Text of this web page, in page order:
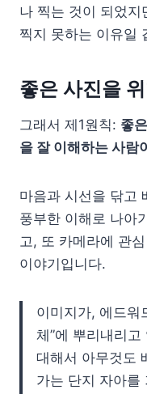
나 찍는 것이 되었지
찍지 못하는 이유일
좋은 사진을
그래서 제1원칙: 좋
을 잘 이해하는 사람
마음과 시선을 닦고
풍부한 이해로 나아
고, 또 카메라에 관
이야기입니다.
이미지가, 에드워
체”에 뿌리내리
대해서 아무것도
가는 단지 자아를